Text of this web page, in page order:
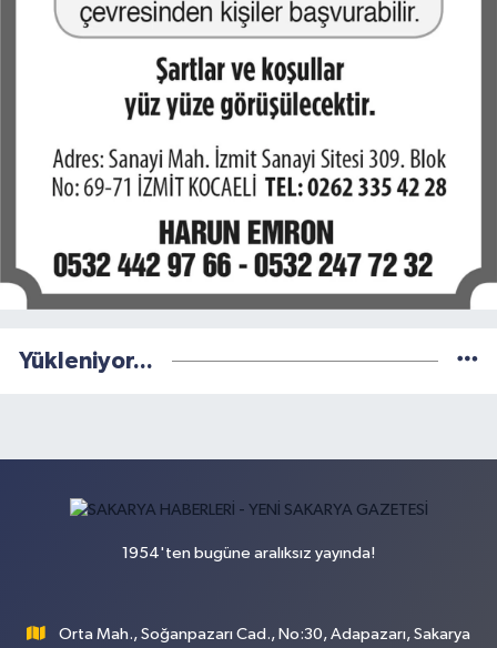
Yükleniyor...
1954'ten bugüne aralıksız yayında!
Orta Mah., Soğanpazarı Cad., No:30, Adapazarı, Sakarya